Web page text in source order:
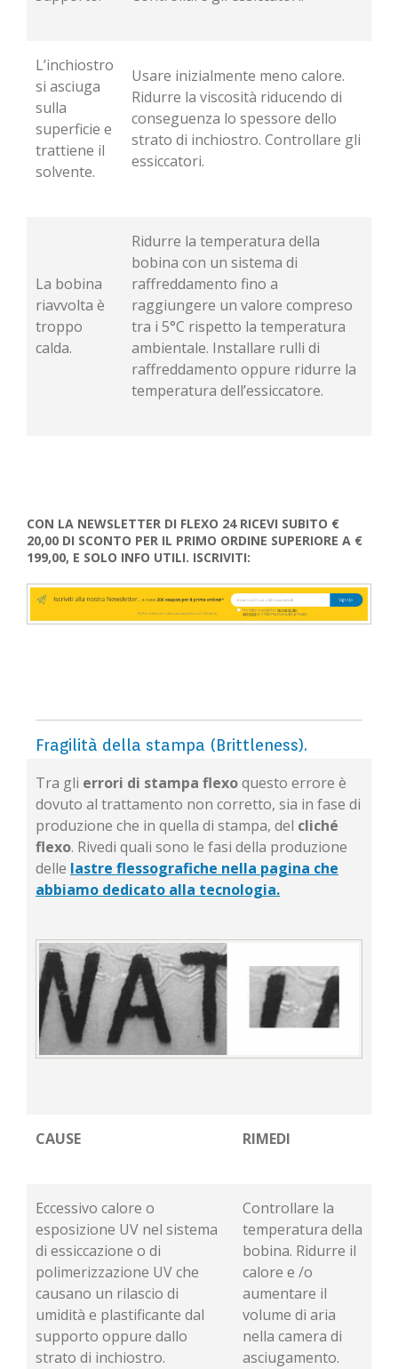
L’inchiostro
si asciuga
sulla
superficie e
trattiene il
solvente.
Usare inizialmente meno calore.
Ridurre la viscosità riducendo di
conseguenza lo spessore dello
strato di inchiostro. Controllare gli
essiccatori.
La bobina
riavvolta è
troppo
calda.
Ridurre la temperatura della
bobina con un sistema di
raffreddamento fino a
raggiungere un valore compreso
tra i 5°C rispetto la temperatura
ambientale. Installare rulli di
raffreddamento oppure ridurre la
temperatura dell’essiccatore.
CON LA NEWSLETTER DI FLEXO 24 RICEVI SUBITO €
20,00 DI SCONTO PER IL PRIMO ORDINE SUPERIORE A €
199,00, E SOLO INFO UTILI. ISCRIVITI:
Fragilità della stampa (Brittleness).
Tra gli errori di stampa flexoquesto errore è
dovuto al trattamento non corretto, sia in fase di
produzione che in quella di stampa, del cliché
flexo. Rivedi quali sono le fasi della produzione
delle lastre flessografiche nella pagina che
abbiamo dedicato alla tecnologia.
CAUSE RIMEDI
Eccessivo calore o
esposizione UV nel sistema
di essiccazione o di
polimerizzazione UV che
causano un rilascio di
umidità e plastificante dal
supporto oppure dallo
strato di inchiostro.
Controllare la
temperatura della
bobina. Ridurre il
calore e /o
aumentare il
volume di aria
nella camera di
asciugamento.